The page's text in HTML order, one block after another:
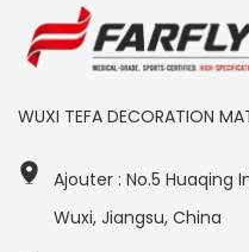
WUXI TEFA DECORATION
Ajouter : No.5 Huaqing
Wuxi, Jiangsu, China